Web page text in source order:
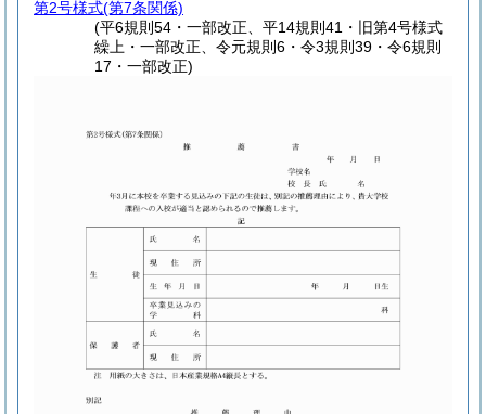
第2号様式(第7条関係)
(平6規則54・一部改正、平14規則41・旧第4号様式
繰上・一部改正、令元規則6・令3規則39・令6規則
17・一部改正)